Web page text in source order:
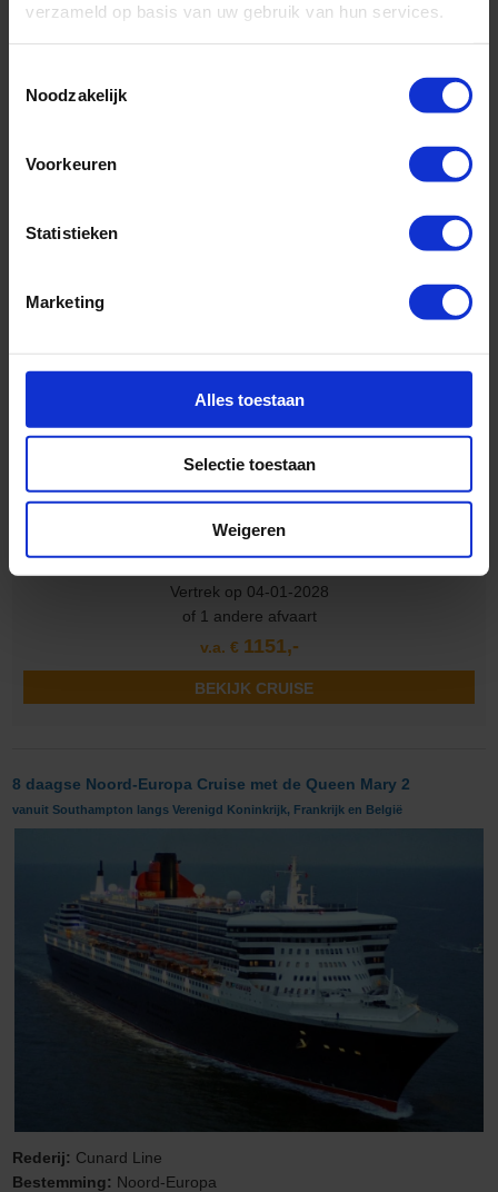
verzameld op basis van uw gebruik van hun services.
Noodzakelijk
Voorkeuren
Statistieken
Marketing
Alles toestaan
Selectie toestaan
Weigeren
Nieuwe cruise schepen
Southampton, Zeebrugge, Rotterdam, Rotterdam, Dag
op Zee, Hamburg, Dag op Zee, Southampton
Cruise only (vluchten en transfers ook mogelijk)
Volpension (All inclusive is ook mogelijk)
Vertrek op 04-01-2028
of 1 andere afvaart
v.a. € 1151,-
BEKIJK CRUISE
8 daagse Noord-Europa Cruise met de Queen Mary 2
vanuit Southampton langs Verenigd Koninkrijk, Frankrijk en België
Rederij: Cunard Line
Bestemming: Noord-Europa